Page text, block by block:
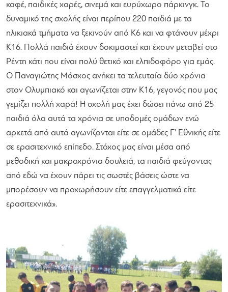
καφέ, παιδικές χαρές, σινεμά και ευρύχωρο πάρκινγκ. Το
δυναμικό της σχολής είναι περίπου 220 παιδιά με τα
ηλικιακά τμήματα να ξεκινούν από Κ6 και να φτάνουν μέχρι
Κ16. Πολλά παιδιά έχουν δοκιμαστεί και έχουν μεταβεί στο
Ρέντη κάτι που είναι πολύ θετικό και ελπιδοφόρο για εμάς.
Ο Παναγιώτης Μόσχος ανήκει τα τελευταία δύο χρόνια
στον Ολυμπιακό και αγωνίζεται στην Κ16, γεγονός που μας
γεμίζει πολλή χαρά! Η σχολή μας έχει δώσει πάνω από 25
παιδιά όλα αυτά τα χρόνια σε υποδομές ομάδων ενώ
αρκετά από αυτά αγωνίζονται είτε σε ομάδες Γ’ Εθνικής είτε
σε ερασιτεχνικό επίπεδο. Στόχος μας είναι μέσα από
μεθοδική και μακροχρόνια δουλειά, τα παιδιά φεύγοντας
από εδώ να έχουν πάρει τις σωστές βάσεις ώστε να
μπορέσουν να προχωρήσουν είτε επαγγελματικά είτε
ερασιτεχνικά».